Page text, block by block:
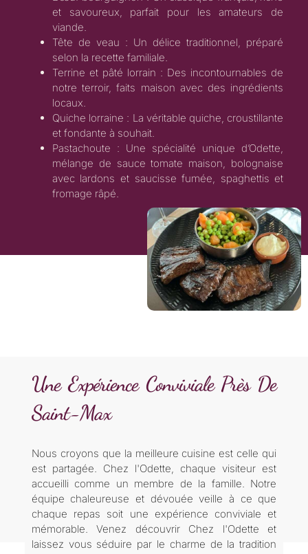
et savoureux, parfait pour les amateurs de
viande.
Tête de veau : Un délice traditionnel, préparé
selon la recette familiale.
Terrine et pâté lorrain : Des incontournables de
notre terroir, faits maison avec des ingrédients
locaux.
Quiche lorraine : La véritable quiche, croustillante
et fondante à souhait.
Pastachoute : Une spécialité unique d’Odette,
mélange de sauce tomate maison, bolognaise
avec lardons et saucisse fumée, spaghettis et
fromage râpé.
Une Expérience Conviviale Près De
Saint-Max
Nous croyons que la meilleure cuisine est celle qui
est partagée. Chez l'Odette, chaque visiteur est
accueilli comme un membre de la famille. Notre
équipe chaleureuse et dévouée veille à ce que
chaque repas soit une expérience conviviale et
mémorable. Venez découvrir Chez l'Odette et
laissez vous séduire par le charme de la tradition